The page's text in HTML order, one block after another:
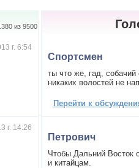
из 9500
г. 6:54
г. 14:26
Спортсмен
ты что же, гад,
никаких волостей не
Перейти к
Петрович
Чтобы Дальний Восток
и китайцам.